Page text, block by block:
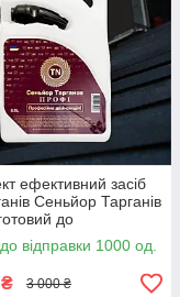
ефективний засіб
Сеньйор Тарганів
до
5л + ловушка-
відправки 1000 од.
₴ 3 000 ₴